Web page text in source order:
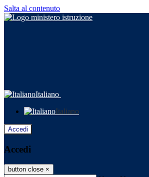
Salta al contenuto
Italiano
Italiano
Accedi
Accedi
button close ×